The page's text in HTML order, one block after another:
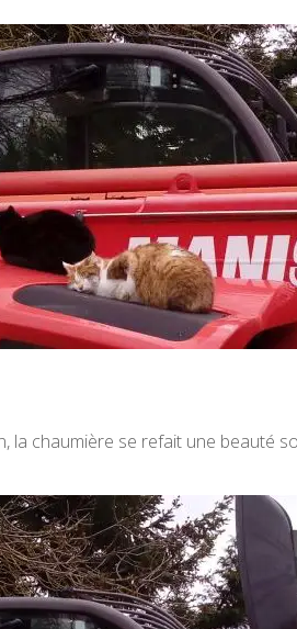
la chaumière se refait une beauté